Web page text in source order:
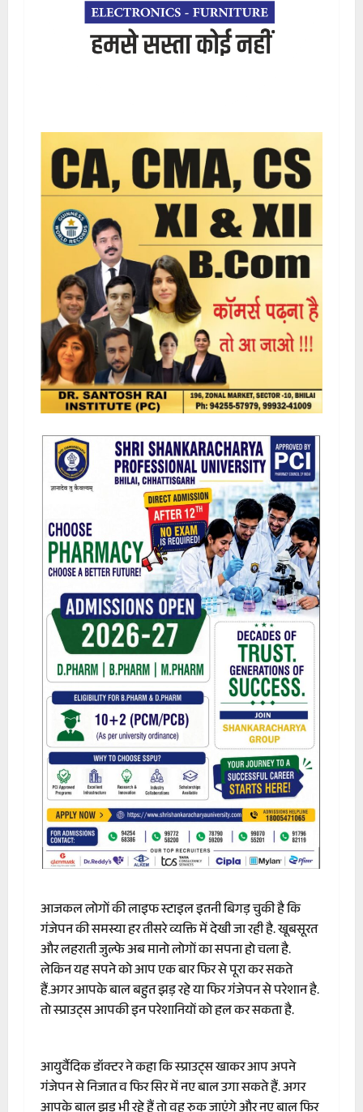
आजकल लोगों की लाइफ स्टाइल इतनी बिगड़ चुकी है कि
गंजेपन की समस्या हर तीसरे व्यक्ति में देखी जा रही है. खूबसूरत
और लहराती जुल्फे अब मानो लोगों का सपना हो चला है.
लेकिन यह सपने को आप एक बार फिर से पूरा कर सकते
हैं.अगर आपके बाल बहुत झड़ रहे या फिर गंजेपन से परेशान है.
तो स्प्राउट्स आपकी इन परेशानियों को हल कर सकता है.
आयुर्वैदिक डॉक्टर ने कहा कि स्प्राउट्स खाकर आप अपने
गंजेपन से निजात व फिर सिर में नए बाल उगा सकते हैं. अगर